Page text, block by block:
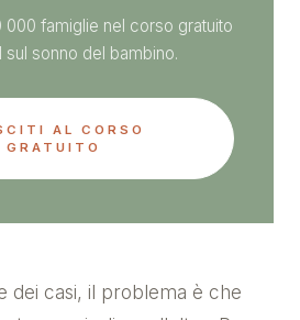
000 famiglie nel corso gratuito
sul sonno del bambino.
AL CORSO
GRATUITO
dei casi, il problema è che